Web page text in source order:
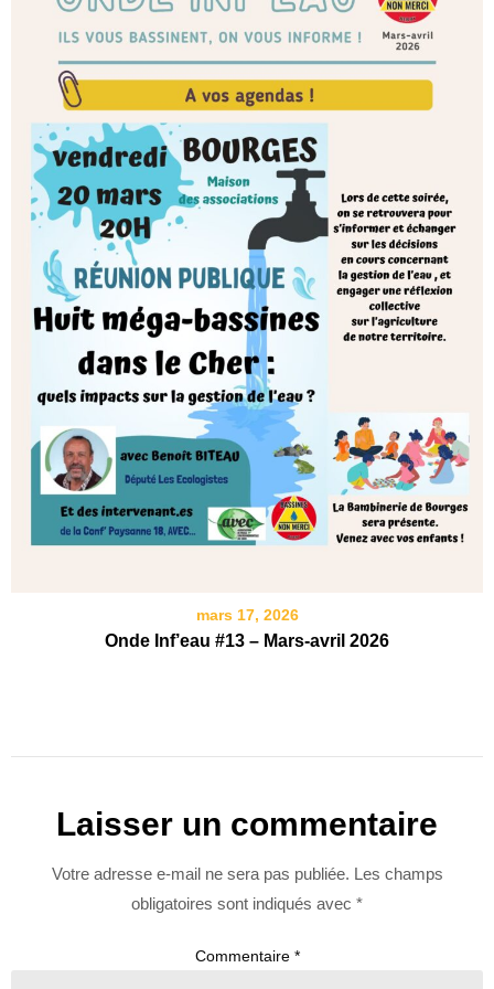
mars 17, 2026
Onde Inf’eau #13 – Mars-avril 2026
Laisser un commentaire
Votre adresse e-mail ne sera pas publiée. Les champs
obligatoires sont indiqués avec *
Commentaire *